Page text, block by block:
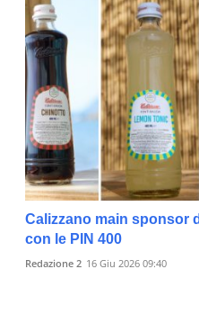
Calizzano main sponsor
con le PIN 400
Redazione 2 16 Giu 2026 09:40